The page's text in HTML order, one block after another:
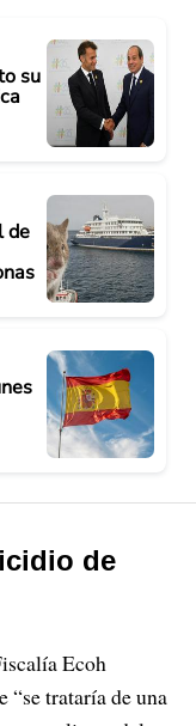
su
de
de
Ecoh
“se trataría de una